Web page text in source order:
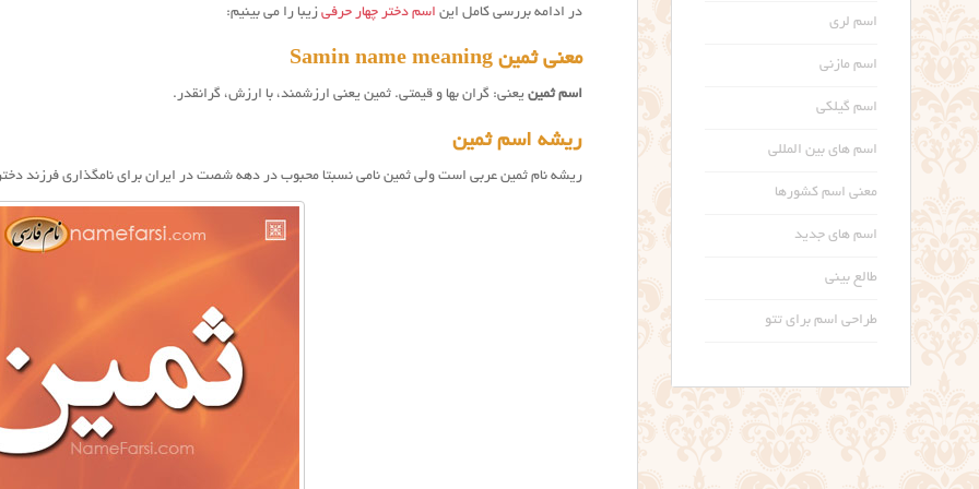
در ادامه بررسی کامل این اسم دختر چهار حرفی زیبا را می بینیم:
معنی ثمین Samin name meaning
اسم ثمین یعنی: گران بها و قیمتی. ثمين یعنی ارزشمند، با ارزش، گرانقدر.
ریشه اسم ثمین
ریشه نام ثمین عربی است ولی ثمين نامی نسبتا محبوب در دهه شصت در ایران برای نامگذاری فرزند
اسم لری
اسم مازنی
اسم گیلکی
اسم های بین المللی
معنی اسم کشورها
اسم های جدید
طالع بینی
طراحی اسم برای تتو